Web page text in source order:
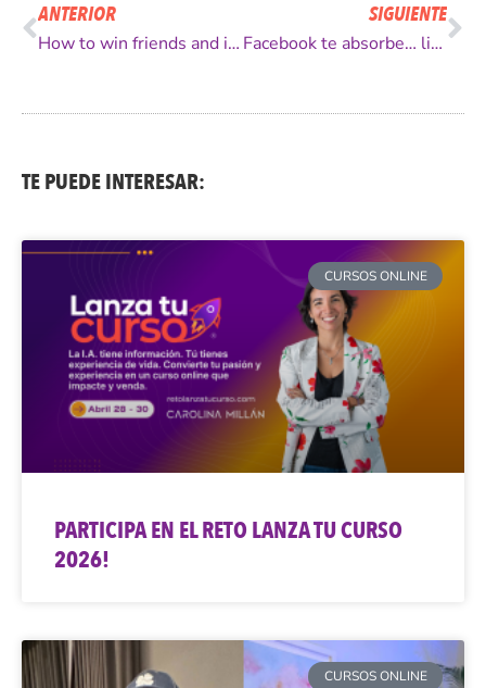
ANTERIOR
How to win friends and influence people… not pathetic at all!
SIGUIENTE
Facebook te absorbe… literalmente!
TE PUEDE INTERESAR:
CURSOS ONLINE
PARTICIPA EN EL RETO LANZA TU CURSO
2026!
CURSOS ONLINE